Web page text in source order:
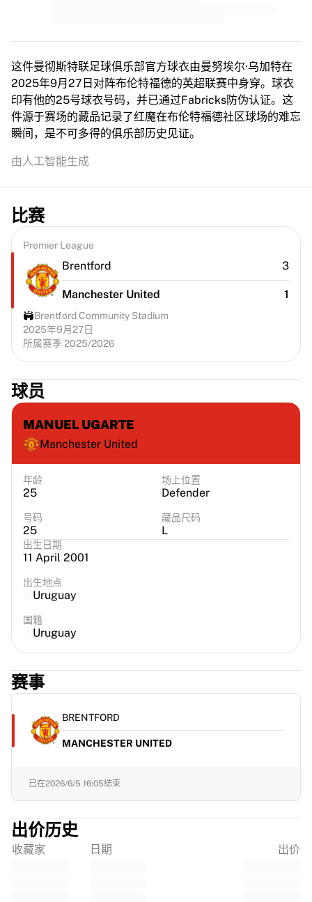
这件曼彻斯特联足球俱乐部官方球衣由曼努埃尔·乌加特在
2025年9月27日对阵布伦特福德的英超联赛中身穿。球衣
印有他的25号球衣号码，并已通过Fabricks防伪认证。这
件源于赛场的藏品记录了红魔在布伦特福德社区球场的难忘
瞬间，是不可多得的俱乐部历史见证。
由人工智能生成
比赛
Premier League
Brentford 3
Manchester United 1
Brentford Community Stadium
2025年9月27日
所属赛季 2025/2026
球员
MANUEL UGARTE
Manchester United
年龄
25
场上位置
Defender
号码
25
藏品尺码
L
出生日期
11 April 2001
出生地点
Uruguay
国籍
Uruguay
赛事
BRENTFORD
MANCHESTER UNITED
已在2026/6/5 16:05结束
出价历史
收藏家 日期 出价